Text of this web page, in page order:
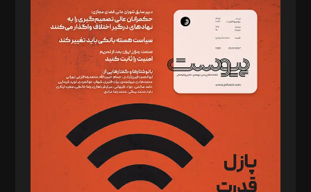
سردبیر: مهرک محمودی
دبیر تحریریه: میثم قاسمی
د‌بیر ناداستان: سمانه سمیع
د‌بیر خدمت و تجارت: ابوالفضل رجبی
د‌بیر حقوق فناوری: حسام‌الدین ایپکچی
د‌بیر پیوست جهان: مینا پاکدل
د‌بیر تحریریه آنلاین: بابک نقاش
تحریریه‌: مجتبی محمود‌ی، آرش برهمند، یسنا امان‌پور، سروش کرمیان،
مصطفی مسجدی آرانی، ابوالفضل رجبی، زهرا فکرانه، فائزه فتحی
رستمی،مصطفی باستان